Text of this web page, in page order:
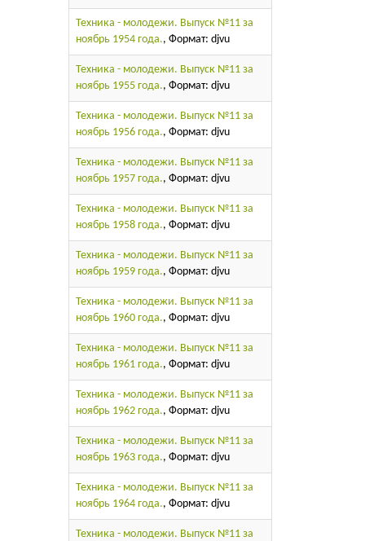
Техника - молодежи. Выпуск №11 за
ноябрь 1954 года., Формат: djvu
Техника - молодежи. Выпуск №11 за
ноябрь 1955 года., Формат: djvu
Техника - молодежи. Выпуск №11 за
ноябрь 1956 года., Формат: djvu
Техника - молодежи. Выпуск №11 за
ноябрь 1957 года., Формат: djvu
Техника - молодежи. Выпуск №11 за
ноябрь 1958 года., Формат: djvu
Техника - молодежи. Выпуск №11 за
ноябрь 1959 года., Формат: djvu
Техника - молодежи. Выпуск №11 за
ноябрь 1960 года., Формат: djvu
Техника - молодежи. Выпуск №11 за
ноябрь 1961 года., Формат: djvu
Техника - молодежи. Выпуск №11 за
ноябрь 1962 года., Формат: djvu
Техника - молодежи. Выпуск №11 за
ноябрь 1963 года., Формат: djvu
Техника - молодежи. Выпуск №11 за
ноябрь 1964 года., Формат: djvu
Техника - молодежи. Выпуск №11 за